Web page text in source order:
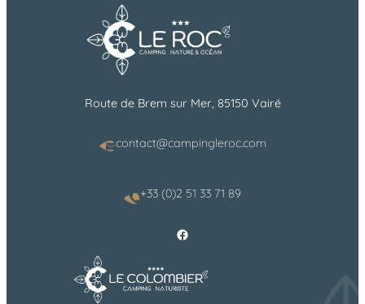
Route de Brem sur Mer, 85150 Vairé
contact@campingleroc.com
+33 (0)2 51 33 71 89
Facebook